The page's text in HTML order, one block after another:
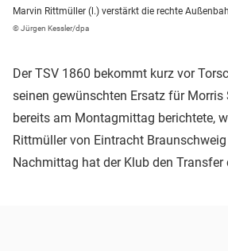
Marvin Rittmüller (l.) verstärkt die rechte
© Jürgen Kessler/dpa
Der TSV 1860 bekommt kurz vor
seinen gewünschten Ersatz für Morris
bereits am Montagmittag berichtete,
Rittmüller von Eintracht
Nachmittag hat der Klub den